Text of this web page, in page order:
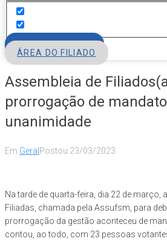
ÁREA DO FILIADO
Assembleia de
prorrogação de
unanimidade
Em Geral Postou 23/03/2023
Na tarde de quarta-feira, dia 22 de março,
Filiadas, chamada pela Assufsm, para
prorrogação da gestão aconteceu de
contou, ao todo, com 23 pessoas